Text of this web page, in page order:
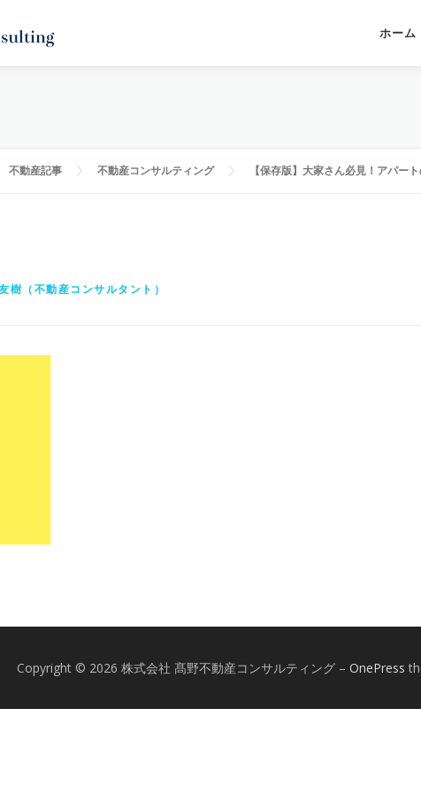
ホーム
不動産記事 不動産コンサルティング 【保存版】大家さん必見！アパー
樹（不動産コンサルタント）
Copyright © 2026 株式会社 髙野不動産コンサルティング – OnePress